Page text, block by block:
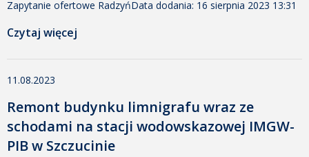
Zapytanie ofertowe RadzyńData dodania: 16 sierpnia 2023 13:31
390 Załącznik nr 1 formularz ofertowyData dodania: 16 sierpnia
dodania: 16 […]
Czytaj więcej
11.08.2023
Remont budynku limnigrafu wraz ze
schodami na stacji wodowskazowej IMGW-
PIB w Szczucinie